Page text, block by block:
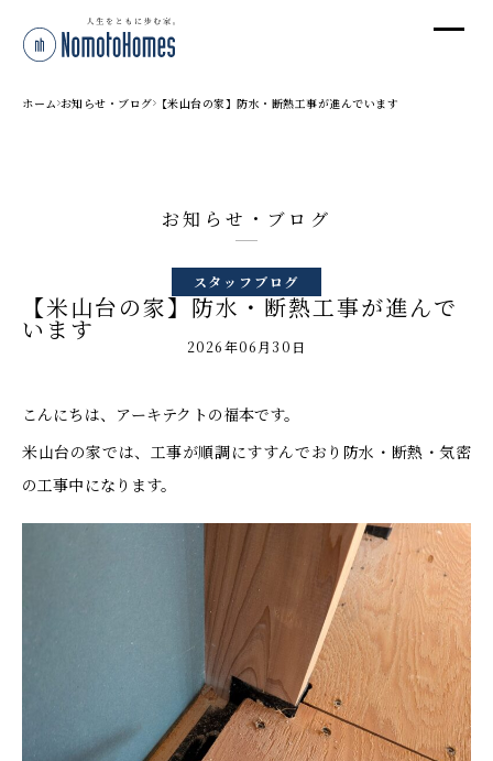
ホーム お知らせ・ブログ 【米山台の家】防水・断熱工事が進んでいます
お知らせ・ブログ
スタッフブログ
【米山台の家】防水・断熱工事が進んで
います
2026年06月30日
こんにちは、アーキテクトの福本です。
米山台の家では、工事が順調にすすんでおり防水・断熱・気密
の工事中になります。